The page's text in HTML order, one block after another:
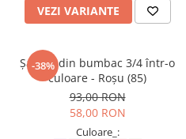
VEZI VARIANTE
-38%
Șalvari din bumbac 3/4 într-o
culoare - Roșu (85)
93,00 RON
58,00 RON
Culoare_: